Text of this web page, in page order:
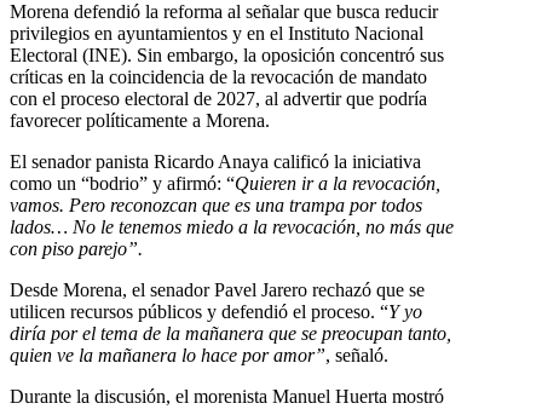
Morena defendió la reforma al señalar que busca reducir
privilegios en ayuntamientos y en el Instituto Nacional
Electoral (INE). Sin embargo, la oposición concentró sus
críticas en la coincidencia de la revocación de mandato
con el proceso electoral de 2027, al advertir que podría
favorecer políticamente a Morena.
El senador panista Ricardo Anaya calificó la iniciativa
como un “bodrio” y afirmó: “Quieren ir a la revocación,
vamos. Pero reconozcan que es una trampa por todos
lados… No le tenemos miedo a la revocación, no más que
con piso parejo”.
Desde Morena, el senador Pavel Jarero rechazó que se
utilicen recursos públicos y defendió el proceso. “Y yo
diría por el tema de la mañanera que se preocupan tanto,
quien ve la mañanera lo hace por amor”, señaló.
Durante la discusión, el morenista Manuel Huerta mostró